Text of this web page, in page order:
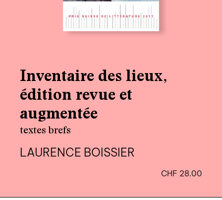
éditions de tête
programmes semestriels
au-delà du livre ↓
artistes en résidence
Inventaire des lieux,
édition revue et
augmentée
textes brefs
LAURENCE BOISSIER
CHF 28.00